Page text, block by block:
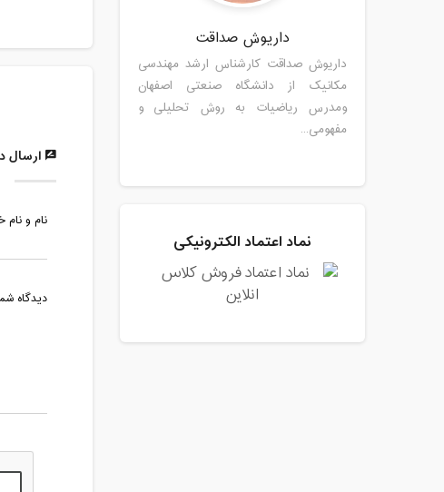
ارسال
نام و نام
دیدگاه
داریوش صداقت
داریوش صداقت کارشناس ارشد مهندسی
مکانیک از دانشگاه صنعتی اصفهان
ومدرس ریاضیات به روش تحلیلی و
مفهومی...
نماد اعتماد الکترونیکی